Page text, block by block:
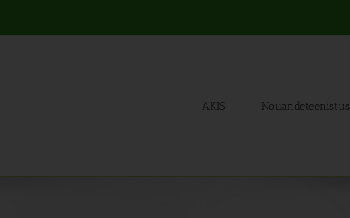
AKIS Nõuandeteenistus